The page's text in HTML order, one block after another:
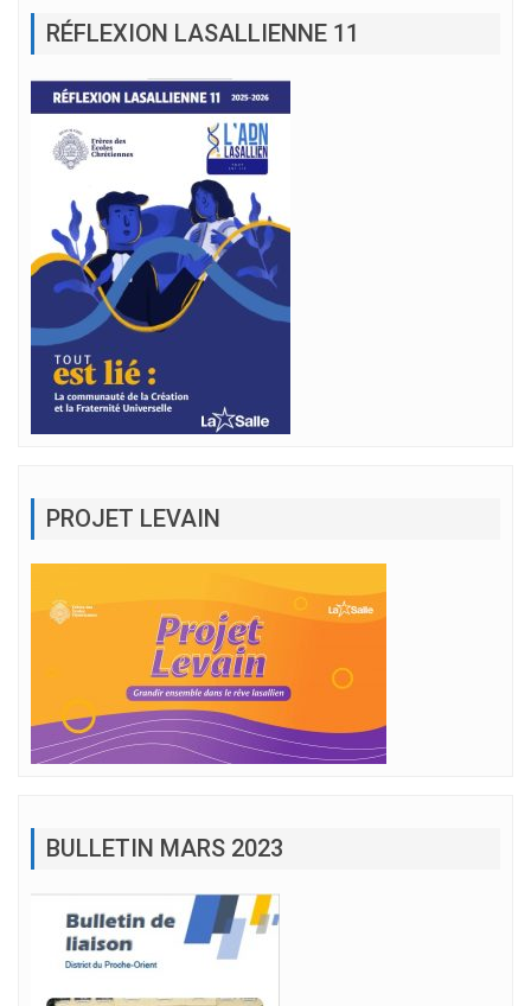
RÉFLEXION LASALLIENNE 11
PROJET LEVAIN
BULLETIN MARS 2023